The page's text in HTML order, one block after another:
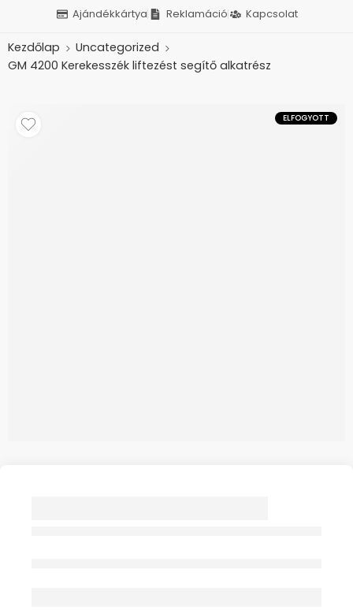
Ajándékkártya Reklamáció Kapcsolat
Kezdőlap
Uncategorized
GM 4200 Kerekesszék liftezést segítő alkatrész
ELFOGYOTT